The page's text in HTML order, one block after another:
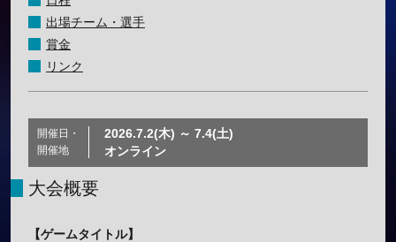
出場チーム・選手
賞金
リンク
開催日・
開催地
2026.7.2(木) ～ 7.4(土)
オンライン
大会概要
【ゲームタイトル】